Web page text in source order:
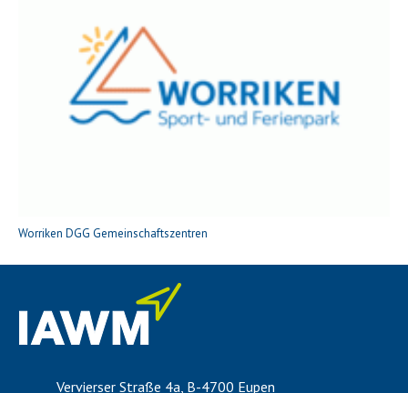
Worriken DGG Gemeinschaftszentren
Vervierser Straße 4a, B-4700 Eupen